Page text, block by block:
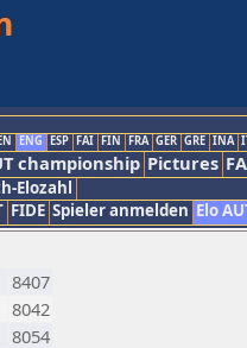
ENG ESP FAI FIN FRA GER GRE INA
championship Pictures
Elozahl
FIDE Spieler anmelden Elo
8407
8042
8054